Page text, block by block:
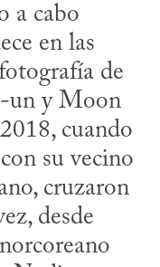
a cabo
en las
de
un y Moon
cuando
su vecino
cruzaron
desde